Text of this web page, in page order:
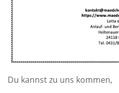
Du kannst zu uns kommen,